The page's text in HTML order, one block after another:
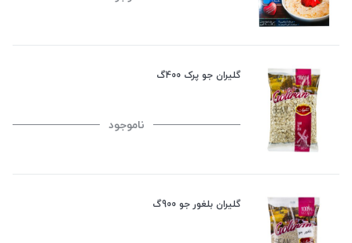
گلیران جو پرک 400گ
ناموجود
گلیران بلغور جو 900گ